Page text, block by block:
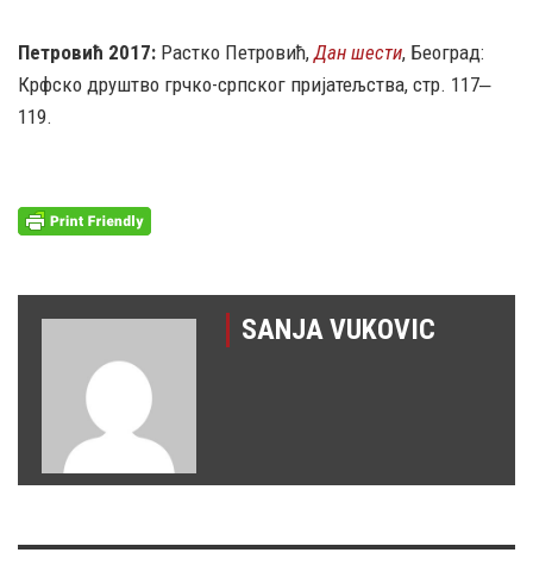
Петровић 2017: Растко Петровић,Дан шести, Београд:
Крфско друштво грчко-српског пријатељства, стр. 117‒
119.
SANJA VUKOVIC